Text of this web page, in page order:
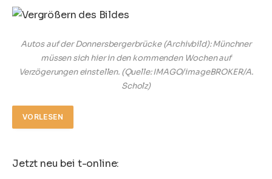
Autos auf der Donnersbergerbrücke (Archivbild): Münchner
müssen sich hier in den kommenden Wochen auf
Verzögerungen einstellen.(Quelle: IMAGO/imageBROKER/A.
Scholz)
VORLESEN
Jetzt neu bei t-online: